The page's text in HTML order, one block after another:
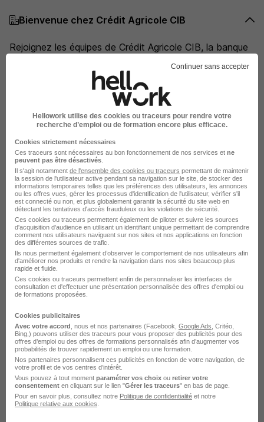
Bienvenue chez Crédit Agricole CIB
Rejoignez les équipes de Crédit Agricole CIB, la banque
de financement et d'investissement du groupe Crédit
Agricole, 10e groupe bancaire mondial en taille de bilan*.
Nous accompagnons les grandes entreprises et
institutions financières dans leur développement et le
financement de leurs projets. Pionniers dans la finance
responsable, l'engagement social et environnemental
sont au coeur de nos activités.
Intégrer nos équipes c'est contribuer au développement
d'une économie durable.
Vous évoluerez dans un environnement multiculturel, à la
fois dynamique et stimulant, dans lequel vous serez
encouragé à innover et partager vos idées.
Nous sommes une entreprise qui accompagne ses
collaborateurs tout au long de leur parcours. Vous
pourrez y développer vos compétences et accéder aux
larges opportunités de carrière qu'offrent la diversité de
nos métiers et nos 30 implantations internationales.
Notre culture repose sur la force du collectif et l'esprit
d'ouverture, où chacun est responsabilisé et valorisé.
Continuer sans accepter
Hellowork utilise des cookies ou traceurs pour rendre votre
recherche d’emploi ou de formation encore plus efficace.
Cookies strictement nécessaires
Ces traceurs sont nécessaires au bon fonctionnement de nos services et ne
peuvent pas être désactivés
Il s'agit notamment de l'ensemble des cookies ou traceurs permettant de maintenir
la session de l'utilisateur active pendant sa navigation sur le site, de stocker des
informations temporaires telles que les préférences des utilisateurs, les annonces
ou les offres vues, gérer les processus d'identification de l'utilisateur, vérifier s'il
est connecté ou non, et plus globalement garantir la sécurité du site web en
détectant les tentatives d'accès frauduleux ou les violations de sécurité.
Ces cookies ou traceurs permettent également de piloter et suivre les sources
d'acquisition d'audience en utilisant un identifiant unique permettant de comprendre
comment nos utilisateurs naviguent sur nos sites et nos applications en fonction
des différentes sources de trafic.
Ils nous permettent également d’observer le comportement de nos utilisateurs afin
d'améliorer nos produits et rendre la navigation dans nos sites beaucoup plus
rapide et fluide.
Ces cookies ou traceurs permettent enfin de personnaliser les interfaces de
consultation et d'effectuer une présentation personnalisée des offres d'emploi ou
de formations proposées.
Cookies publicitaires
Avec votre accord , nous et nos partenaires (Facebook, Google Ads , Critéo,
Bing,) pouvons utiliser des traceurs pour vous proposer des publicités pour des
offres d’emploi ou des offres de formations personnalisés afin d’augmenter vos
probabilités de trouver rapidement un emploi ou une formation.
Nos partenaires personnalisent ces publicités en fonction de votre navigation, de
votre profil et de vos centres d’intérêt.
Vous pouvez à tout moment paramétrer vos choix ou retirer votre
consentement en cliquant sur le lien "Gérer les traceurs" en bas de page.
Pour en savoir plus, consultez notre Politique de confidentialité et notre
Politique relative aux cookies